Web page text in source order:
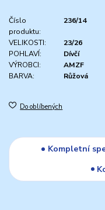
Číslo
produktu:
236/14
VELIKOSTI:
23/26
POHLAVÍ:
Dívčí
VÝROBCI:
AMZF
BARVA:
Růžová
Do oblíbených
Kompletní